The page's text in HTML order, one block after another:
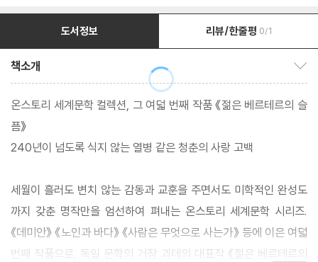
도서정보 리뷰/한줄평 0/1
책소개
온스토리 세계문학 컬렉션, 그 여덟 번째 작품 《젊은 베르테르의 슬
픔》
240년이 넘도록 식지 않는 열병 같은 청춘의 사랑 고백
세월이 흘러도 변치 않는 감동과 교훈을 주면서도 미학적인 완성도
까지 갖춘 명작만을 엄선하여 펴내는 온스토리 세계문학 시리즈.
《데미안》 《노인과 바다》 《사람은 무엇으로 사는가》 등에 이은 여덟
번째 작품으로, 독일 문학의 거장 괴테의 대표작 《젊은 베르테르의